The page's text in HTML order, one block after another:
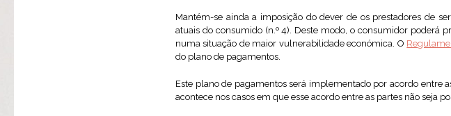
Mantém-se ainda a imposição do dever de os prestadores de
atuais do consumido (n.º 4). Deste modo, o consumidor poderá
numa situação de maior vulnerabilidade económica. O
do plano de pagamentos.
Este plano de pagamentos será implementado por acordo entre
acontece nos casos em que esse acordo entre as partes não seja